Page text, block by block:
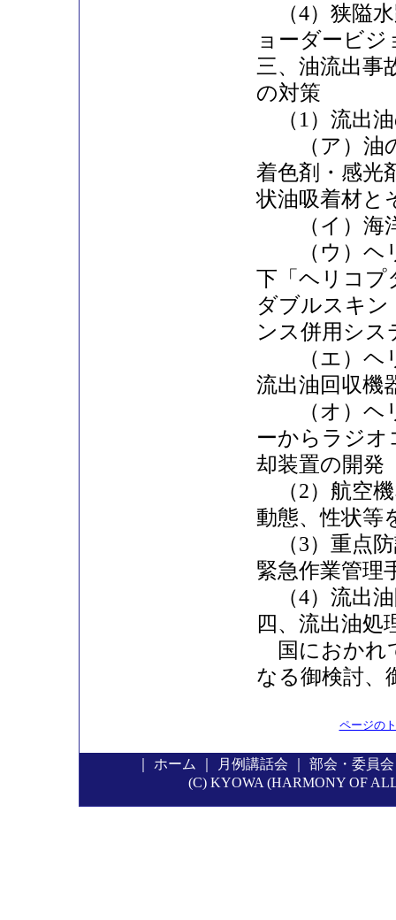
（4）狭隘
ョーダービ
三、油流出事
の対策
（1）流出油
（ア）油の
着色剤・感光
状油吸着材と
（イ）海洋
（ウ）ヘリ
下「ヘリコプ
ダブルスキ
ンス併用シス
（エ）ヘリ
流出油回収機
（オ）ヘリ
ーからラジオ
却装置の開発
（2）航空
動態、性状等
（3）重点防
緊急作業管理
（4）流出
四、流出油処
国におかれ
なる御検討、
ページの
ホーム 月例講話会 部会・委員会
(C) KYOWA (HARMONY OF